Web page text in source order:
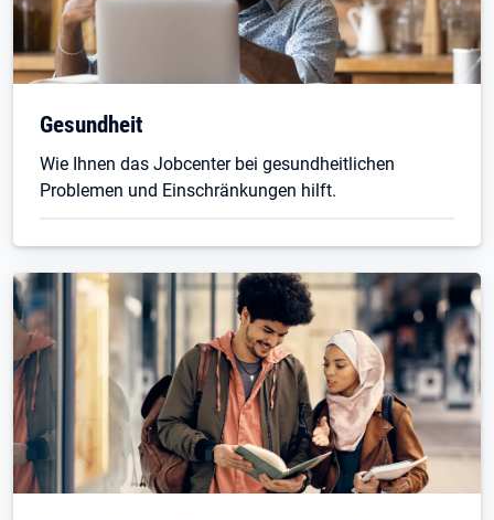
Gesundheit
Wie Ihnen das Jobcenter bei gesundheitlichen
Problemen und Einschränkungen hilft.